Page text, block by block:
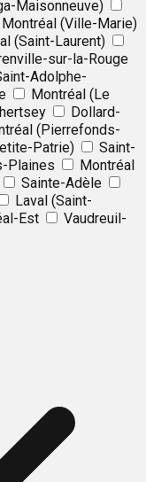
Maisonneuve)
Montréal (Ville-Marie)
(Saint-Laurent)
sur-la-Rouge
Adolphe-
Montréal (Le
Dollard-
(Pierrefonds-
Patrie)
Saint-
Plaines
Montréal
Sainte-Adèle
Laval (Saint-
Est
Vaudreuil-